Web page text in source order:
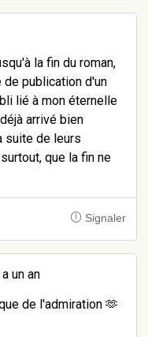
la fin du roman,
de publication d'un
lié à mon éternelle
arrivé bien
suite de leurs
que la fin ne
Signaler
un an
de l'admiration 🫶